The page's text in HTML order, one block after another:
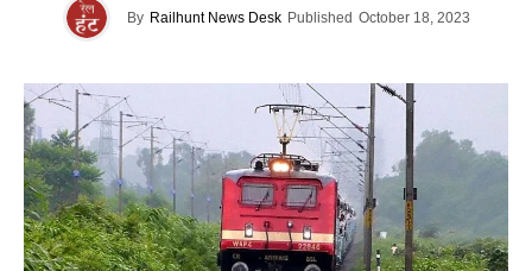
By Railhunt News Desk Published October 18, 2023